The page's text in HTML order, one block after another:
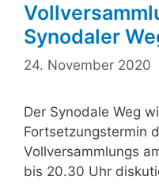
Synodaler
24. November 2020
Der Synodale Weg
Fortsetzungstermin
Vollversammlungs
bis 20.30 Uhr